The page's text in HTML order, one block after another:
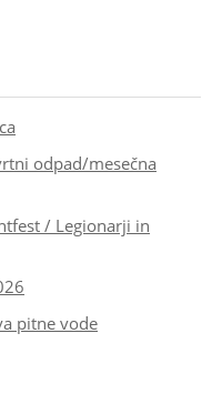
odpad/mesečna
/ Legionarji in
pitne vode